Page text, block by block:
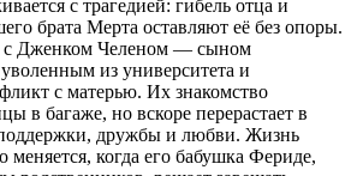
с трагедией: гибель отца и
брата Мерта оставляют её без опоры.
с Дженком Челеном — сыном
из университета и
с матерью. Их знакомство
в багаже, но вскоре перерастает в
дружбы и любви. Жизнь
меняется, когда его бабушка Фериде,